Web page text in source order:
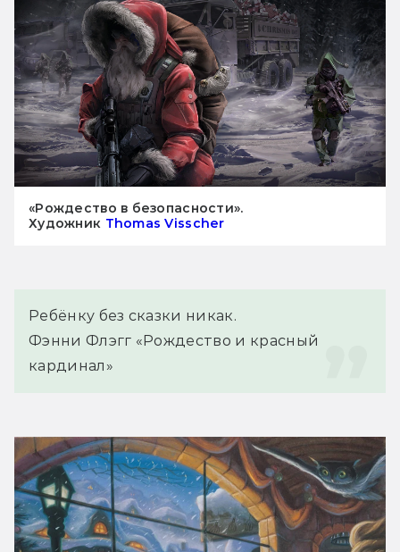
«Рождество в безопасности».
Художник Thomas Visscher
Ребёнку без сказки никак.
Фэнни Флэгг «Рождество и красный
кардинал»